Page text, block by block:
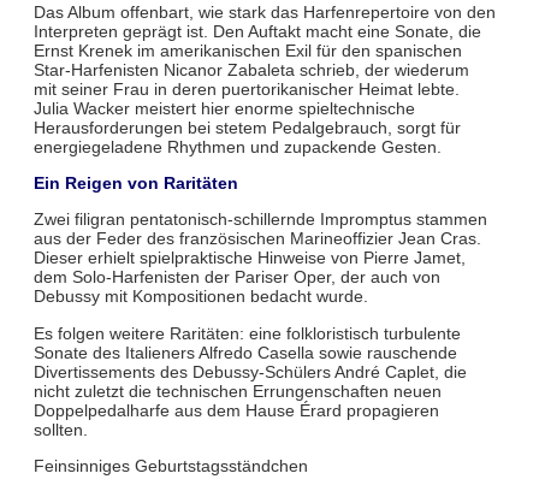
Das Album offenbart, wie stark das Harfenrepertoire von den
Interpreten geprägt ist. Den Auftakt macht eine Sonate, die
Ernst Krenek im amerikanischen Exil für den spanischen
Star-Harfenisten Nicanor Zabaleta schrieb, der wiederum
mit seiner Frau in deren puertorikanischer Heimat lebte.
Julia Wacker meistert hier enorme spieltechnische
Herausforderungen bei stetem Pedalgebrauch, sorgt für
energiegeladene Rhythmen und zupackende Gesten.
Ein Reigen von Raritäten
Zwei filigran pentatonisch-schillernde Impromptus stammen
aus der Feder des französischen Marineoffizier Jean Cras.
Dieser erhielt spielpraktische Hinweise von Pierre Jamet,
dem Solo-Harfenisten der Pariser Oper, der auch von
Debussy mit Kompositionen bedacht wurde.
Es folgen weitere Raritäten: eine folkloristisch turbulente
Sonate des Italieners Alfredo Casella sowie rauschende
Divertissements des Debussy-Schülers André Caplet, die
nicht zuletzt die technischen Errungenschaften neuen
Doppelpedalharfe aus dem Hause Érard propagieren
sollten.
Feinsinniges Geburtstagsständchen